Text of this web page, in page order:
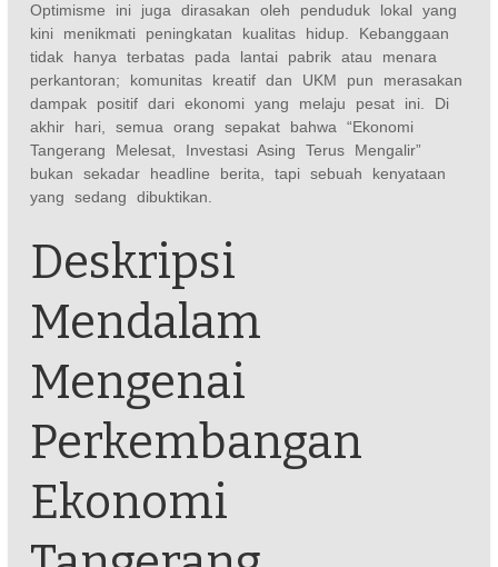
Optimisme ini juga dirasakan oleh penduduk lokal yang
kini menikmati peningkatan kualitas hidup. Kebanggaan
tidak hanya terbatas pada lantai pabrik atau menara
perkantoran; komunitas kreatif dan UKM pun merasakan
dampak positif dari ekonomi yang melaju pesat ini. Di
akhir hari, semua orang sepakat bahwa “Ekonomi
Tangerang Melesat, Investasi Asing Terus Mengalir”
bukan sekadar headline berita, tapi sebuah kenyataan
yang sedang dibuktikan.
Deskripsi
Mendalam
Mengenai
Perkembangan
Ekonomi